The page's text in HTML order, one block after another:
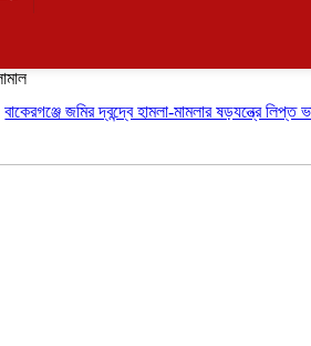
জমির দ্বন্দ্বে হামলা-মামলার ষড়যন্ত্রে লিপ্ত